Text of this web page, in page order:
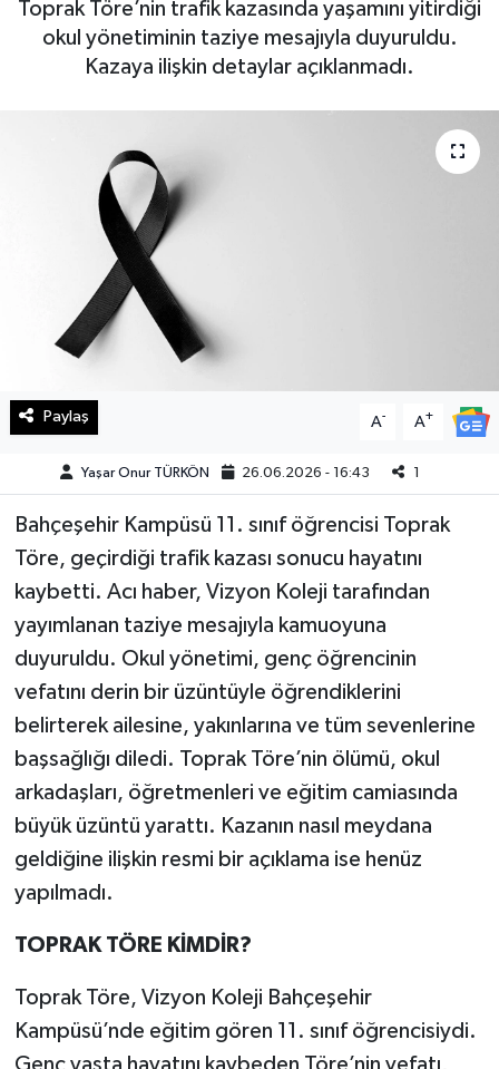
Toprak Töre’nin trafik kazasında yaşamını yitirdiği
okul yönetiminin taziye mesajıyla duyuruldu.
Kazaya ilişkin detaylar açıklanmadı.
Paylaş A- A+
Yaşar Onur TÜRKÖN 26.06.2026 - 16:43 1
Bahçeşehir Kampüsü 11. sınıf öğrencisi Toprak
Töre, geçirdiği trafik kazası sonucu hayatını
kaybetti. Acı haber, Vizyon Koleji tarafından
yayımlanan taziye mesajıyla kamuoyuna
duyuruldu. Okul yönetimi, genç öğrencinin
vefatını derin bir üzüntüyle öğrendiklerini
belirterek ailesine, yakınlarına ve tüm sevenlerine
başsağlığı diledi. Toprak Töre’nin ölümü, okul
arkadaşları, öğretmenleri ve eğitim camiasında
büyük üzüntü yarattı. Kazanın nasıl meydana
geldiğine ilişkin resmi bir açıklama ise henüz
yapılmadı.
TOPRAK TÖRE KİMDİR?
Toprak Töre, Vizyon Koleji Bahçeşehir
Kampüsü’nde eğitim gören 11. sınıf öğrencisiydi.
Güncel
Haberde İnsan
Magazin
Manşet Altı
Manşetler
Resmi İlan
Sağlık
Spor
SürManşet
Teknoloji
Yaşam
KAHRAMANMARAŞ
Haber Arşivi